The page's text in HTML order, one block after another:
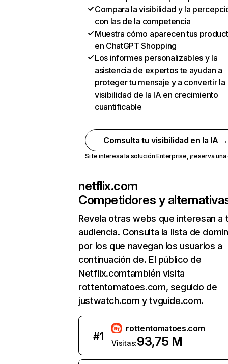
Compara la visibilidad y la
con las de la competencia
Muestra cómo aparecen tus
en ChatGPT Shopping
Los informes personalizables y la
asistencia de expertos te ayudan a
proteger tu mensaje y a convertir la
visibilidad de la IA en crecimiento
cuantificable
Comsulta tu visibilidad en la IA →
Si te interesa la solución Enterprise,¡reserva
netflix.com
Competidores y
Revela otras webs que interesan a
audiencia. Consulta la lista de
por los que navegan los usuarios a
continuación de. El público de
Netflix.comtambién visita
rottentomatoes.com, seguido de
justwatch.com y tvguide.com.
#1
rottentomatoes.com
Visitas:93,75 M